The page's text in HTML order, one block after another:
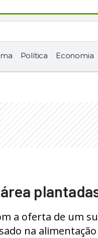
Política Economia
a oferta de um
na